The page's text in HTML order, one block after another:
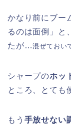
かなり前にブー
るのは面倒」と
たが…混ぜておい
シャープのホッ
ところ、とても
もう 手放せない